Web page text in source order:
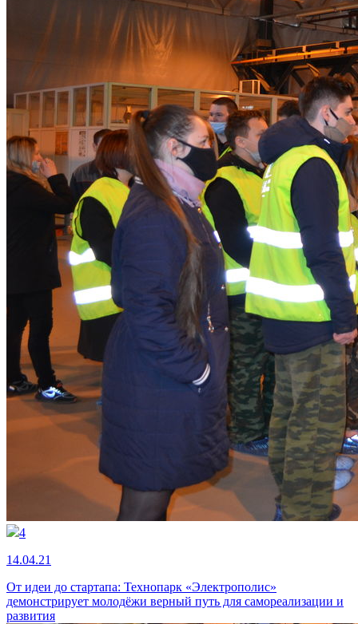
4
14.04.21
От идеи до стартапа: Технопарк «Электрополис»
демонстрирует молодёжи верный путь для самореализации и
развития